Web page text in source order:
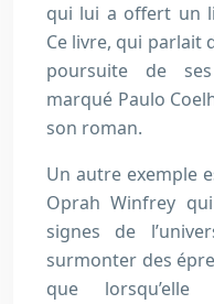
qui lui a offert un
Ce livre, qui parlait
poursuite de
marqué Paulo
son roman.
Un autre exemple
Oprah Winfrey
signes de
surmonter des
que